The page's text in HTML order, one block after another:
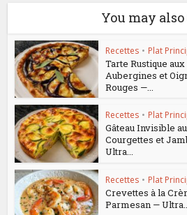
You may
Recettes • Plat
Tarte Rustique aux
Aubergines et
Rouges —...
Recettes • Plat
Gâteau Invisible
Courgettes et
Ultra...
Recettes • Plat
Crevettes à la
Parmesan —